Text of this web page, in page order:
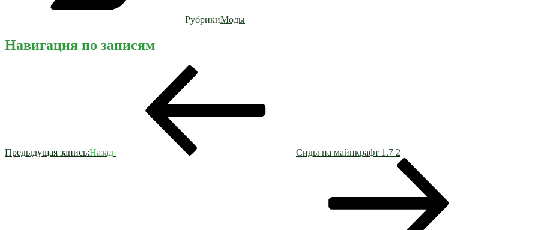
РубрикиМоды
Навигация по записям
Предыдущая запись:Назад Сиды на майнкрафт 1.7 2